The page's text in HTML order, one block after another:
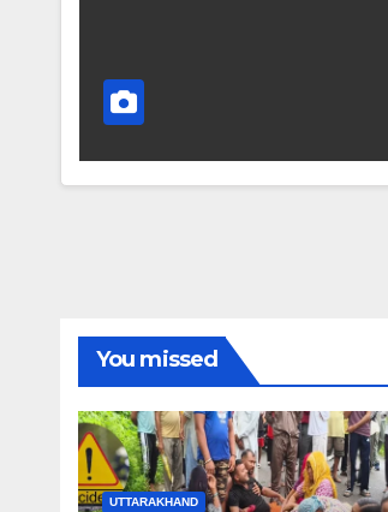
You missed
UTTARAKHAND